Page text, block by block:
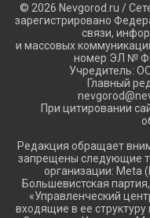
© 2026 Nevgorod.ru /
зарегистрировано
связи,
и массовых
номер ЭЛ №
Учредитель:
Главный
При цитировании
Редакция обращает
запрещены следующие
организации: Meta
Большевистская
«Управленческий
входящие в ее